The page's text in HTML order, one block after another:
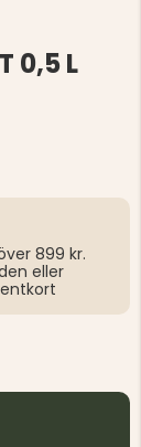
0,5 L
899 kr.
eller